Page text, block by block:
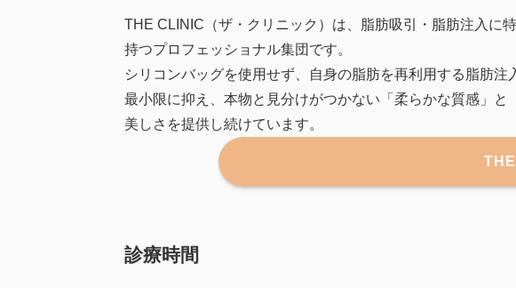
THE CLINIC（ザ・クリニック）は、脂肪吸引・脂肪注入に
持つプロフェッショナル集団です。
シリコンバッグを使用せず、自身の脂肪を再利用する脂肪
最小限に抑え、本物と見分けがつかない「柔らかな質感」
美しさを提供し続けています。
診療時間